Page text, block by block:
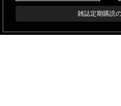
雑誌定期購読